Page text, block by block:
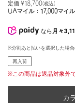
定価 ¥18,700(税込)
UAマイル： 17,000マイ
なら 月々
※分割あと払いを選択した場合
再入荷
※この商品は返品対象外
カ